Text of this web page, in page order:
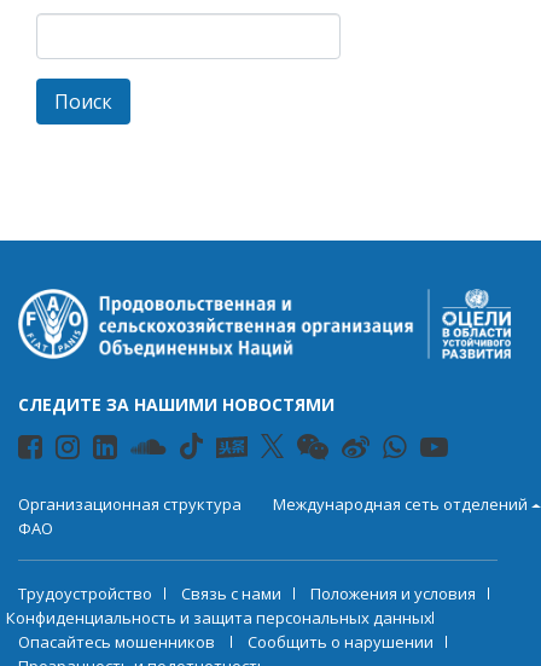
СЛЕДИТЕ ЗА НАШИМИ НОВОСТЯМИ
Организационная структура
ФАО
Международная сеть отделений
Трудоустройство Связь с нами
Положения и условия
Конфиденциальность и защита персональных данных
Опасайтесь мошенников
Сообщить о нарушении